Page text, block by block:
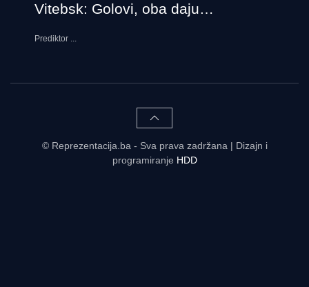
Vitebsk: Golovi, oba daju…
Prediktor ...
© Reprezentacija.ba - Sva prava zadržana | Dizajn i
programiranje HDD